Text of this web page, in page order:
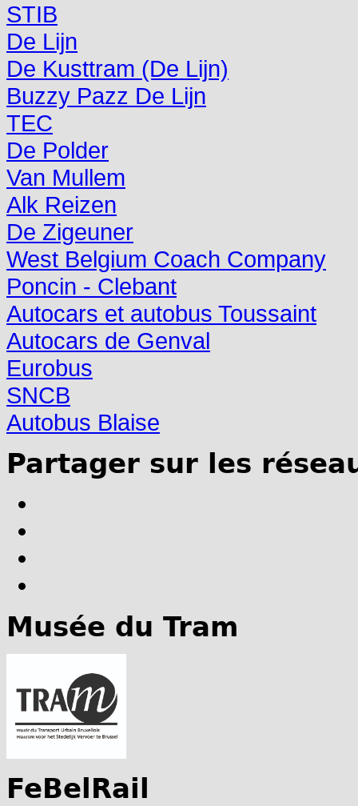
STIB
De Lijn
De Kusttram (De Lijn)
Buzzy Pazz De Lijn
TEC
De Polder
Van Mullem
Alk Reizen
De Zigeuner
West Belgium Coach Company
Poncin - Clebant
Autocars et autobus Toussaint
Autocars de Genval
Eurobus
SNCB
Autobus Blaise
Partager sur les
Musée du Tram
FeBelRail